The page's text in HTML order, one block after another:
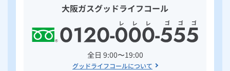
大阪ガスグッドライフコール
全日 9:00〜19:00
グッドライフコールについて